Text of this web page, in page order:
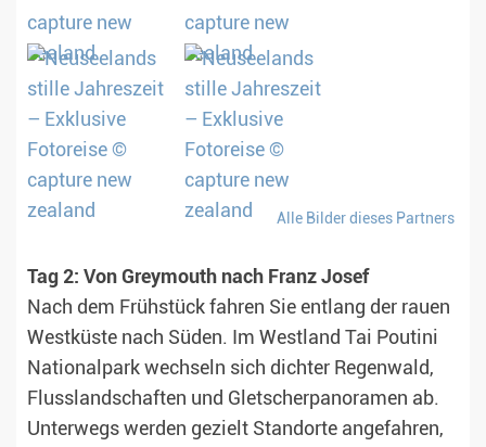
Alle Bilder dieses Partners
Tag 2: Von Greymouth nach Franz Josef
Nach dem Frühstück fahren Sie entlang der rauen
Westküste nach Süden. Im Westland Tai Poutini
Nationalpark wechseln sich dichter Regenwald,
Flusslandschaften und Gletscherpanoramen ab.
Unterwegs werden gezielt Standorte angefahren,